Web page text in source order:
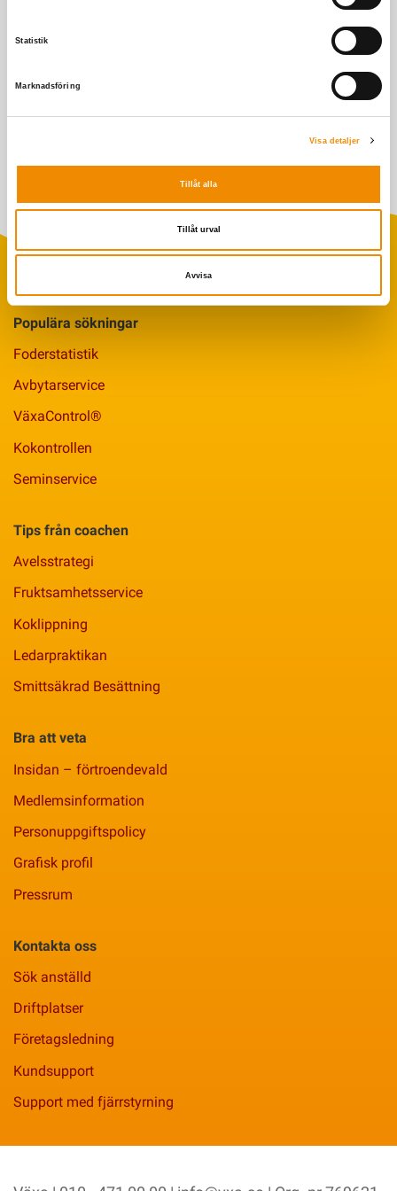
Statistik
Marknadsföring
Visa detaljer
Tillåt alla
Tillåt urval
Avvisa
Populära sökningar
Foderstatistik
Avbytarservice
VäxaControl®
Kokontrollen
Seminservice
Tips från coachen
Avelsstrategi
Fruktsamhetsservice
Koklippning
Ledarpraktikan
Smittsäkrad Besättning
Bra att veta
Insidan – förtroendevald
Medlemsinformation
Personuppgiftspolicy
Grafisk profil
Pressrum
Kontakta oss
Sök anställd
Driftplatser
Företagsledning
Kundsupport
Support med fjärrstyrning